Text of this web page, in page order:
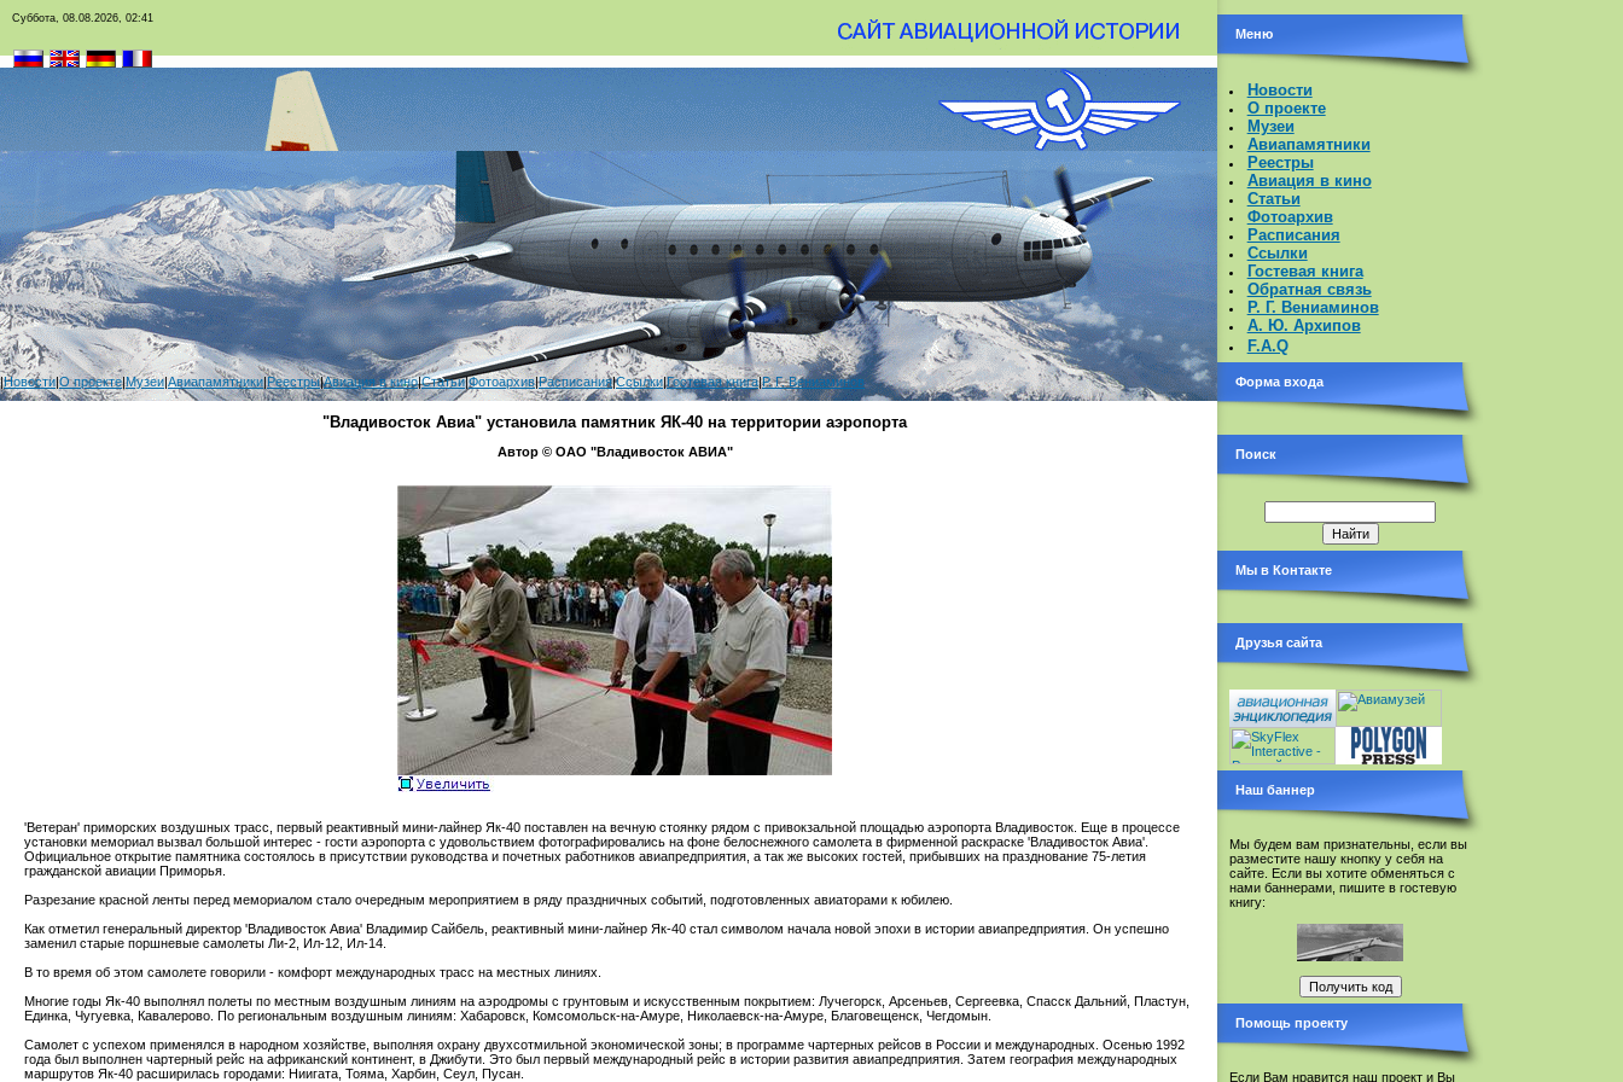
Суббота, 08.08.2026, 02:41
|Новости|О проекте|Музеи|Авиапамятники|Реестры|Авиация в кино|Статьи|Фотоархив|Расписания|Ссылки|Гостевая книга|Р. Г. Вениаминов
"Владивосток Авиа" установила памятник ЯК-40 на территории аэропорта
Автор © ОАО "Владивосток АВИА"
'Ветеран' приморских воздушных трасс, первый реактивный мини-лайнер Як-40 поставлен на вечную стоянку рядом с привокзальной площадью аэропорта Владивосток. Еще в процессе
установки мемориал вызвал большой интерес - гости аэропорта с удовольствием фотографировались на фоне белоснежного самолета в фирменной раскраске 'Владивосток Авиа'.
Официальное открытие памятника состоялось в присутствии руководства и почетных работников авиапредприятия, а так же высоких гостей, прибывших на празднование 75-летия
гражданской авиации Приморья.
Разрезание красной ленты перед мемориалом стало очередным мероприятием в ряду праздничных событий, подготовленных авиаторами к юбилею.
Как отметил генеральный директор 'Владивосток Авиа' Владимир Сайбель, реактивный мини-лайнер Як-40 стал символом начала новой эпохи в истории авиапредприятия. Он успешно
заменил старые поршневые самолеты Ли-2, Ил-12, Ил-14.
В то время об этом самолете говорили - комфорт международных трасс на местных линиях.
Многие годы Як-40 выполнял полеты по местным воздушным линиям на аэродромы с грунтовым и искусственным покрытием: Лучегорск, Арсеньев, Сергеевка, Спасск Дальний, Пластун,
Единка, Чугуевка, Кавалерово. По региональным воздушным линиям: Хабаровск, Комсомольск-на-Амуре, Николаевск-на-Амуре, Благовещенск, Чегдомын.
Самолет с успехом применялся в народном хозяйстве, выполняя охрану двухсотмильной экономической зоны; в программе чартерных рейсов в России и международных. Осенью 1992
года был выполнен чартерный рейс на африканский континент, в Джибути. Это был первый международный рейс в истории развития авиапредприятия. Затем география международных
маршрутов Як-40 расширилась городами: Ниигата, Тояма, Харбин, Сеул, Пусан.
Меню
Новости
О проекте
Музеи
Авиапамятники
Реестры
Авиация в кино
Статьи
Фотоархив
Расписания
Ссылки
Гостевая книга
Обратная связь
Р. Г. Вениаминов
А. Ю. Архипов
F.A.Q
Форма входа
Поиск
Мы в Контакте
Друзья сайта
Наш баннер
Мы будем вам признательны, если вы
разместите нашу кнопку у себя на
сайте. Если вы хотите обменяться с
нами баннерами, пишите в гостевую
книгу:
Помощь проекту
Если Вам нравится наш проект и Вы